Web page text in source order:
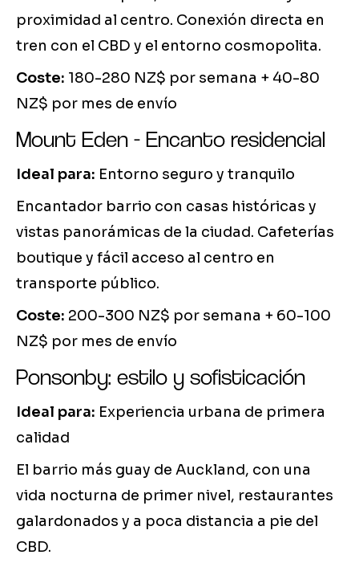
proximidad al centro. Conexión directa en
tren con el CBD y el entorno cosmopolita.
Coste: 180-280 NZ$ por semana + 40-80
NZ$ por mes de envío
Mount Eden - Encanto residencial
Ideal para: Entorno seguro y tranquilo
Encantador barrio con casas históricas y
vistas panorámicas de la ciudad. Cafeterías
boutique y fácil acceso al centro en
transporte público.
Coste: 200-300 NZ$ por semana + 60-100
NZ$ por mes de envío
Ponsonby: estilo y sofisticación
Ideal para: Experiencia urbana de primera
calidad
El barrio más guay de Auckland, con una
vida nocturna de primer nivel, restaurantes
galardonados y a poca distancia a pie del
CBD.